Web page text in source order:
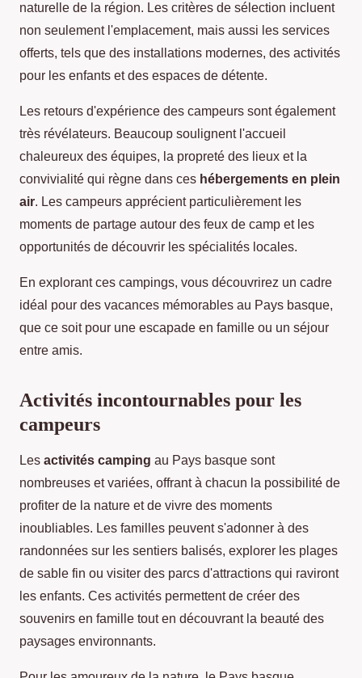
naturelle de la région. Les critères de sélection incluent
non seulement l'emplacement, mais aussi les services
offerts, tels que des installations modernes, des activités
pour les enfants et des espaces de détente.
Les retours d'expérience des campeurs sont également
très révélateurs. Beaucoup soulignent l'accueil
chaleureux des équipes, la propreté des lieux et la
convivialité qui règne dans ces hébergements en plein
air. Les campeurs apprécient particulièrement les
moments de partage autour des feux de camp et les
opportunités de découvrir les spécialités locales.
En explorant ces campings, vous découvrirez un cadre
idéal pour des vacances mémorables au Pays basque,
que ce soit pour une escapade en famille ou un séjour
entre amis.
Activités incontournables pour les
campeurs
Les activités camping au Pays basque sont
nombreuses et variées, offrant à chacun la possibilité de
profiter de la nature et de vivre des moments
inoubliables. Les familles peuvent s'adonner à des
randonnées sur les sentiers balisés, explorer les plages
de sable fin ou visiter des parcs d'attractions qui raviront
les enfants. Ces activités permettent de créer des
souvenirs en famille tout en découvrant la beauté des
paysages environnants.